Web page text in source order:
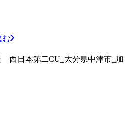
む
西日本第二CU_大分県中津市_加